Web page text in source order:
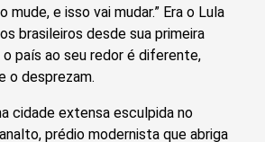
e isso vai mudar.” Era o Lula
brasileiros desde sua primeira
o país ao seu redor é diferente,
o desprezam.
cidade extensa esculpida no
prédio modernista que abriga